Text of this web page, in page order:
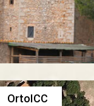
OrtoICC